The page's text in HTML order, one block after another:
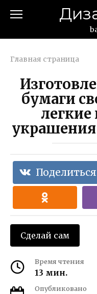
Главная страница
бумаги
Сделай сам
Время чтения
13 мин.
Опубликовано